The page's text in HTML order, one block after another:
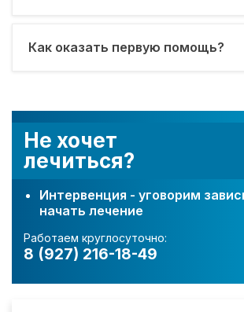
Не хочет
лечиться?
Интервенция - уговорим
начать лечение
Работаем круглосуточно:
8 (927) 216-18-49
Как оказать первую помощь?